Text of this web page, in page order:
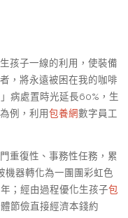
孩子一線的利用，使裝備
，將永遠被困在我的咖啡
病處置時光延長60%，生
例，利用包養網數字員工
重復性、事務性任務，累
器轉化為一團團彩虹色
；經由過程優化生孩子包
節儉直接經濟本錢約